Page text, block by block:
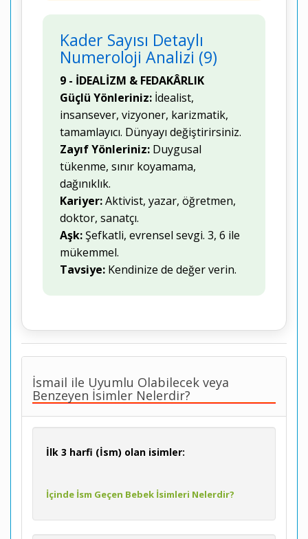
Kader Sayısı Detaylı
Numeroloji Analizi (9)
9 - İDEALİZM & FEDAKÂRLIK
Güçlü Yönleriniz: İdealist,
insansever, vizyoner, karizmatik,
tamamlayıcı. Dünyayı değiştirirsiniz.
Zayıf Yönleriniz: Duygusal
tükenme, sınır koyamama,
dağınıklık.
Kariyer:Aktivist, yazar, öğretmen,
doktor, sanatçı.
Aşk:Şefkatli, evrensel sevgi. 3, 6 ile
mükemmel.
Tavsiye: Kendinize de değer verin.
İsmail ile Uyumlu Olabilecek veya
Benzeyen İsimler Nelerdir?
İlk 3 harfi (İsm) olan isimler:
İçinde İsm Geçen Bebek İsimleri Nelerdir?